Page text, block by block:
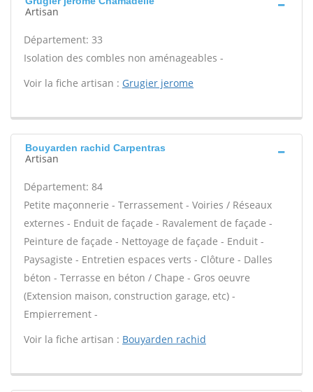
Artisan
Département: 33
Isolation des combles non aménageables -
Voir la fiche artisan : Grugier jerome
Bouyarden rachid Carpentras
Artisan
Département: 84
Petite maçonnerie - Terrassement - Voiries / Réseaux
externes - Enduit de façade - Ravalement de façade -
Peinture de façade - Nettoyage de façade - Enduit -
Paysagiste - Entretien espaces verts - Clôture - Dalles
béton - Terrasse en béton / Chape - Gros oeuvre
(Extension maison, construction garage, etc) -
Empierrement -
Voir la fiche artisan : Bouyarden rachid